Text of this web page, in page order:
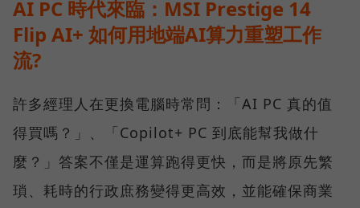
AI PC 時代來臨：MSI Prestige 14
Flip AI+ 如何用地端AI算力重塑工作
流?
許多經理人在更換電腦時常問：「AI PC 真的值
得買嗎？」、「Copilot+ PC 到底能幫我做什
麼？」答案不僅是運算跑得更快，而是將原先繁
瑣、耗時的行政庶務變得更高效，並能確保商業